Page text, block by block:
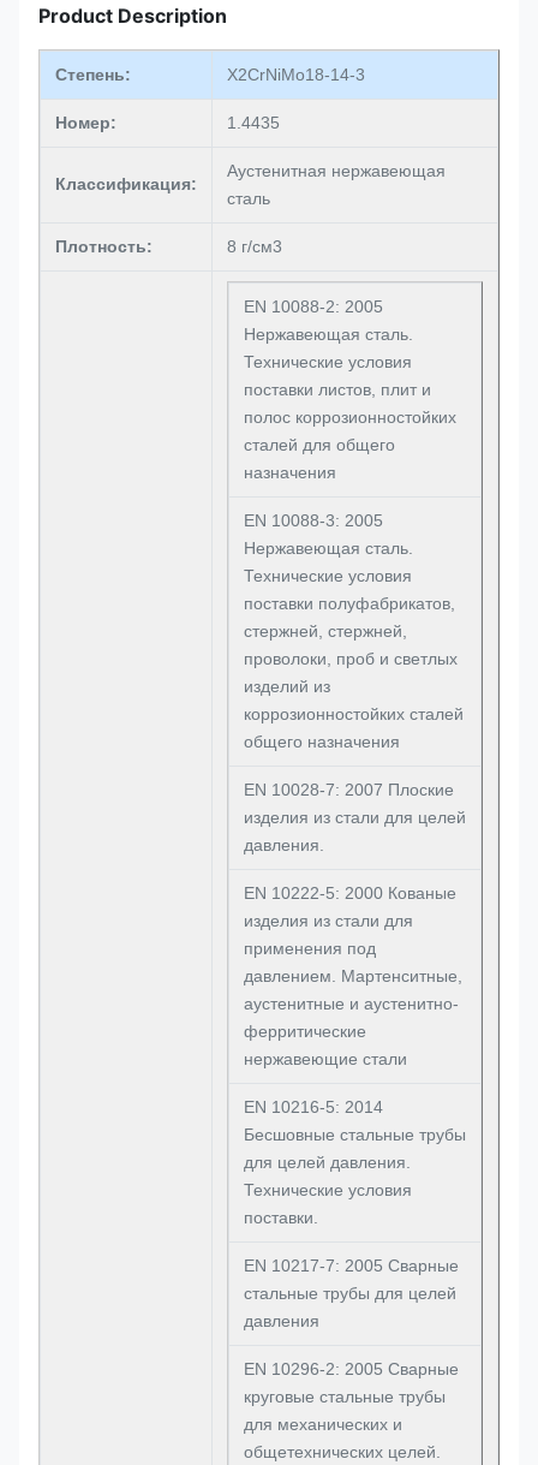
Product Description
Степень: X2CrNiMo18-14-3
Номер: 1.4435
Классификация:
Аустенитная нержавеющая
сталь
Плотность: 8 г/см3
EN 10088-2: 2005
Нержавеющая сталь.
Технические условия
поставки листов, плит и
полос коррозионностойких
сталей для общего
назначения
EN 10088-3: 2005
Нержавеющая сталь.
Технические условия
поставки полуфабрикатов,
стержней, стержней,
проволоки, проб и светлых
изделий из
коррозионностойких сталей
общего назначения
EN 10028-7: 2007 Плоские
изделия из стали для целей
давления.
EN 10222-5: 2000 Кованые
изделия из стали для
применения под
давлением. Мартенситные,
аустенитные и аустенитно-
ферритические
нержавеющие стали
EN 10216-5: 2014
Бесшовные стальные трубы
для целей давления.
Технические условия
поставки.
EN 10217-7: 2005 Сварные
стальные трубы для целей
давления
EN 10296-2: 2005 Сварные
круговые стальные трубы
для механических и
общетехнических целей.